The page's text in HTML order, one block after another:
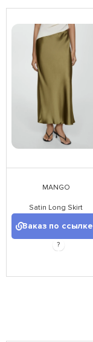
MANGO
Satin Long Skirt
Заказ по ссылке
?